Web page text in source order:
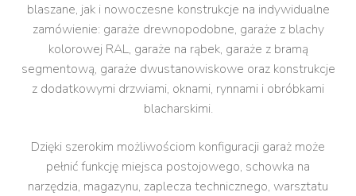
blaszane, jak i nowoczesne konstrukcje na indywidualne
zamówienie: garaże drewnopodobne, garaże z blachy
kolorowej RAL, garaże na rąbek, garaże z bramą
segmentową, garaże dwustanowiskowe oraz konstrukcje
z dodatkowymi drzwiami, oknami, rynnami i obróbkami
blacharskimi.
Dzięki szerokim możliwościom konfiguracji garaż może
pełnić funkcję miejsca postojowego, schowka na
narzędzia, magazynu, zaplecza technicznego, warsztatu